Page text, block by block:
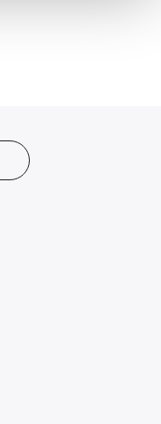
du tycker om. Det
och göra